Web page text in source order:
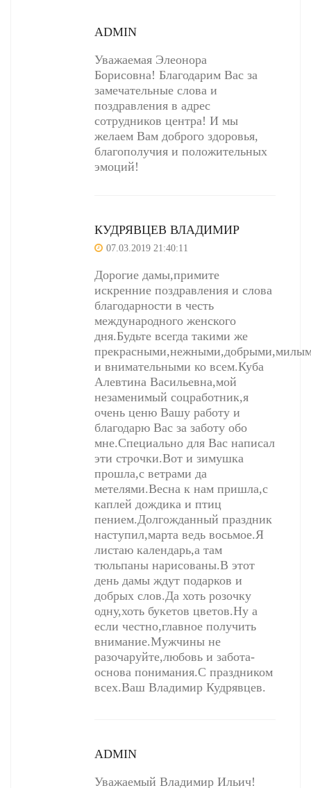
ADMIN
Уважаемая Элеонора
Борисовна! Благодарим Вас за
замечательные слова и
поздравления в адрес
сотрудников центра! И мы
желаем Вам доброго здоровья,
благополучия и положительных
эмоций!
КУДРЯВЦЕВ ВЛАДИМИР
07.03.2019 21:40:11
Дорогие дамы,примите
искренние поздравления и слова
благодарности в честь
международного женского
дня.Будьте всегда такими же
и внимательными ко всем.Куба
Алевтина Васильевна,мой
незаменимый соцработник,я
очень ценю Вашу работу и
благодарю Вас за заботу обо
мне.Специально для Вас написал
эти строчки.Вот и зимушка
прошла,с ветрами да
метелями.Весна к нам пришла,с
каплей дождика и птиц
пением.Долгожданный праздник
наступил,марта ведь восьмое.Я
листаю календарь,а там
тюльпаны нарисованы.В этот
день дамы ждут подарков и
добрых слов.Да хоть розочку
одну,хоть букетов цветов.Ну а
если честно,главное получить
внимание.Мужчины не
разочаруйте,любовь и забота-
основа понимания.С праздником
всех.Ваш Владимир Кудрявцев.
ADMIN
Уважаемый Владимир Ильич!